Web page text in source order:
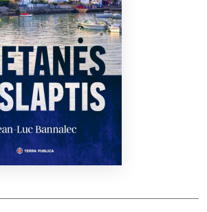
+370 667 80 541
info@elvislab.lt